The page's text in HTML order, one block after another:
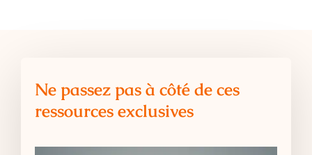
Ne passez pas à côté de ces
ressources exclusives